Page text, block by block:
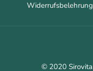
Widerrufsbelehrung
© 2020